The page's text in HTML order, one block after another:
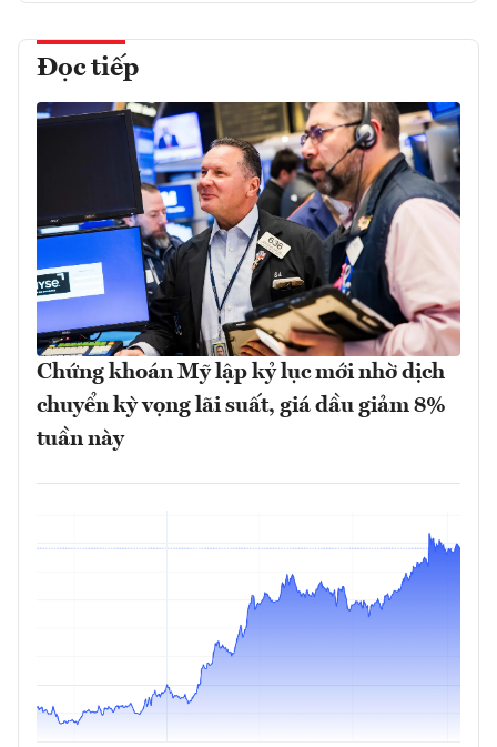
Đọc tiếp
Chứng khoán Mỹ lập kỷ lục mới nhờ dịch
chuyển kỳ vọng lãi suất, giá dầu giảm 8%
tuần này